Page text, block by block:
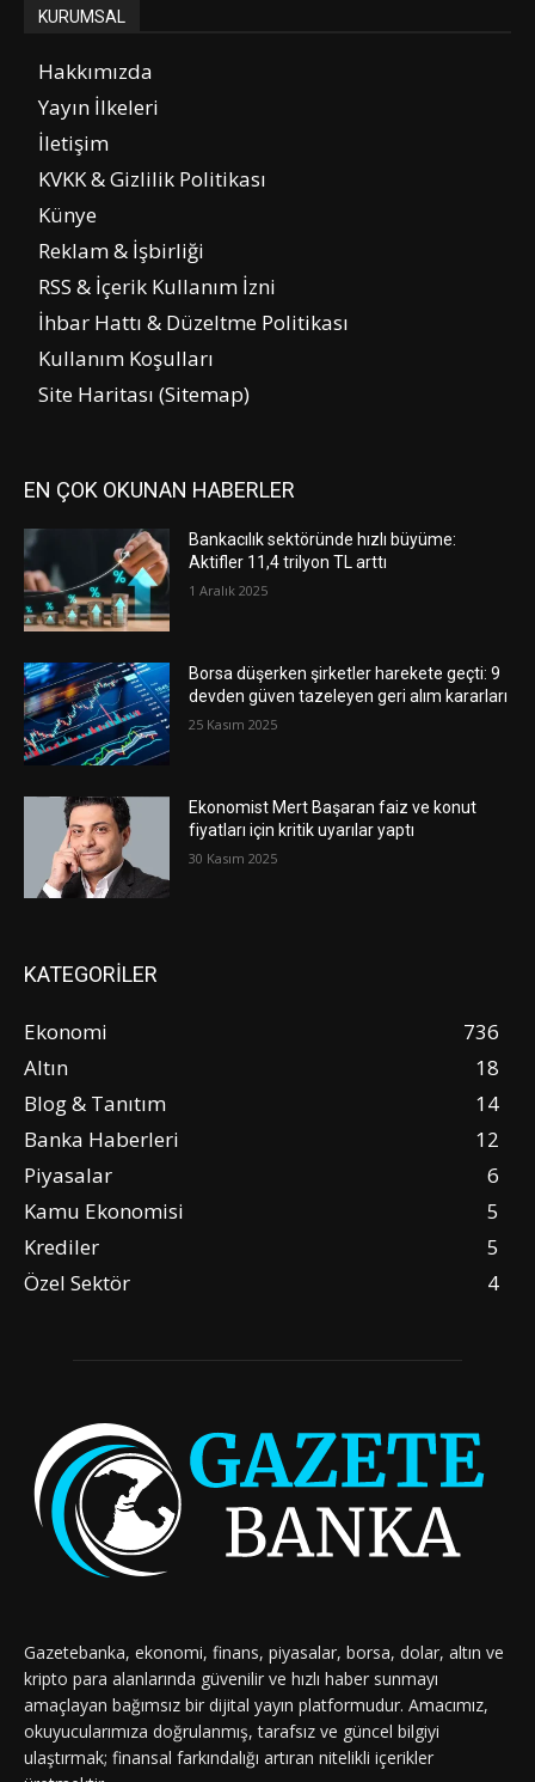
KURUMSAL
Hakkımızda
Yayın İlkeleri
İletişim
KVKK & Gizlilik Politikası
Künye
Reklam & İşbirliği
RSS & İçerik Kullanım İzni
İhbar Hattı & Düzeltme Politikası
Kullanım Koşulları
Site Haritası (Sitemap)
EN ÇOK OKUNAN HABERLER
Bankacılık sektöründe hızlı büyüme:
Aktifler 11,4 trilyon TL arttı
1 Aralık 2025
Borsa düşerken şirketler harekete geçti: 9
devden güven tazeleyen geri alım kararları
25 Kasım 2025
Ekonomist Mert Başaran faiz ve konut
fiyatları için kritik uyarılar yaptı
30 Kasım 2025
KATEGORİLER
Ekonomi
736
Altın
18
Blog & Tanıtım
14
Banka Haberleri
12
Piyasalar
6
Kamu Ekonomisi
5
Krediler
5
Özel Sektör
4
Gazetebanka, ekonomi, finans, piyasalar, borsa, dolar, altın ve
kripto para alanlarında güvenilir ve hızlı haber sunmayı
amaçlayan bağımsız bir dijital yayın platformudur. Amacımız,
okuyucularımıza doğrulanmış, tarafsız ve güncel bilgiyi
ulaştırmak; finansal farkındalığı artıran nitelikli içerikler